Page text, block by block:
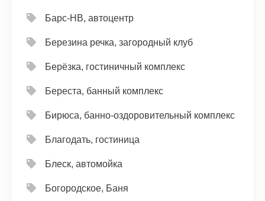
Барс-НВ, автоцентр
Березина речка, загородный клуб
Берёзка, гостиничный комплекс
Береста, банный комплекс
Бирюса, банно-оздоровительный комплекс
Благодать, гостиница
Блеск, автомойка
Богородское, Баня